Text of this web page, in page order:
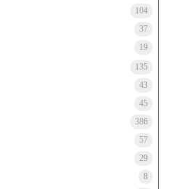
104
37
19
135
43
45
386
57
29
8